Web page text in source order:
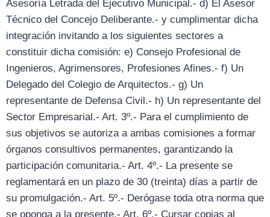
Asesoría Letrada del Ejecutivo Municipal.- d) El Asesor
Técnico del Concejo Deliberante.- y cumplimentar dicha
integración invitando a los siguientes sectores a
constituir dicha comisión: e) Consejo Profesional de
Ingenieros, Agrimensores, Profesiones Afines.- f) Un
Delegado del Colegio de Arquitectos.- g) Un
representante de Defensa Civil.- h) Un representante del
Sector Empresarial.- Art. 3º.- Para el cumplimiento de
sus objetivos se autoriza a ambas comisiones a formar
órganos consultivos permanentes, garantizando la
participación comunitaria.- Art. 4º.- La presente se
reglamentará en un plazo de 30 (treinta) días a partir de
su promulgación.- Art. 5º.- Derógase toda otra norma que
se oponga a la presente.- Art. 6º.- Cursar copias al